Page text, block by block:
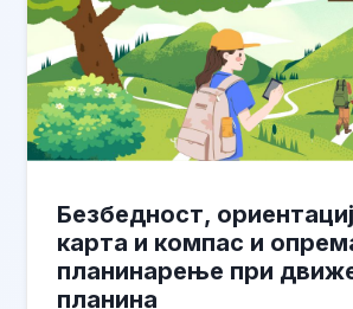
Безбедност,
карта и компас и
планинарење при
планина